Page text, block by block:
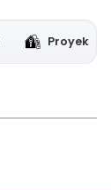
Proyek